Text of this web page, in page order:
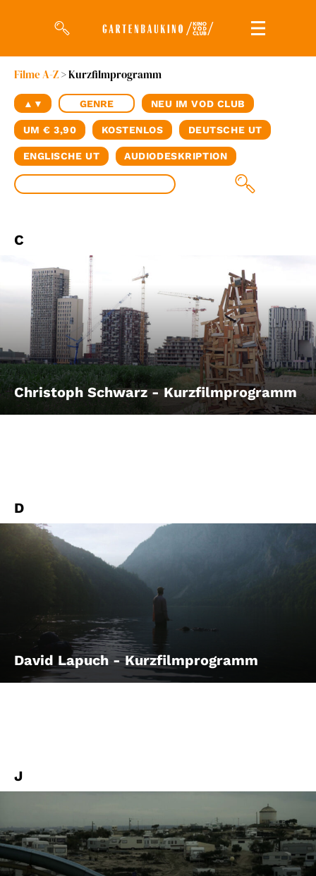
Magazin
Kuratierungen
Events
Gutscheine
& Filmpässe
Account
Suche
Filme A-Z> Kurzfilmprogramm
▲▼ GENRE NEU IM VOD CLUB
UM € 3,90 KOSTENLOS DEUTSCHE UT
ENGLISCHE UT AUDIODESKRIPTION
C
Christoph Schwarz - Kurzfilmprogramm
D
David Lapuch - Kurzfilmprogramm
J